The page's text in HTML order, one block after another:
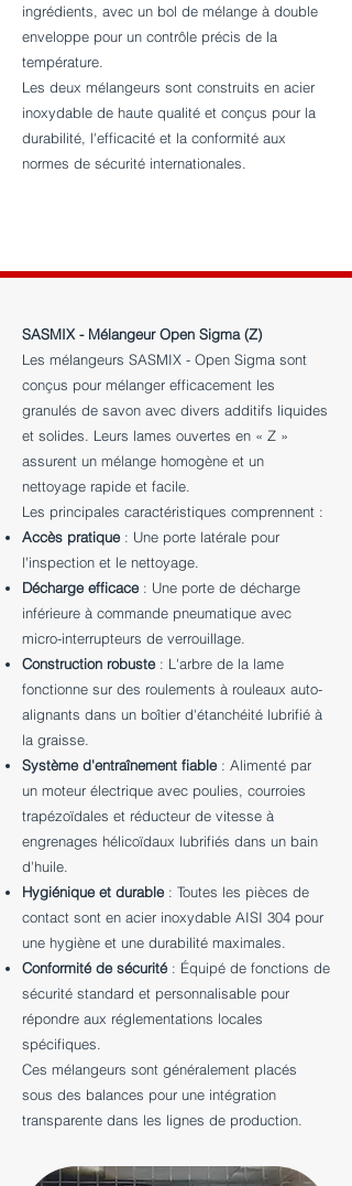
ingrédients, avec un bol de mélange à double
enveloppe pour un contrôle précis de la
température.
Les deux mélangeurs sont construits en acier
inoxydable de haute qualité et conçus pour la
durabilité, l'efficacité et la conformité aux
normes de sécurité internationales.
SASMIX - Mélangeur Open Sigma (Z)
Les mélangeurs SASMIX - Open Sigma sont
conçus pour mélanger efficacement les
granulés de savon avec divers additifs liquides
et solides. Leurs lames ouvertes en « Z »
assurent un mélange homogène et un
nettoyage rapide et facile.
Les principales caractéristiques comprennent :
Accès pratique: Une porte latérale pour
l'inspection et le nettoyage.
Décharge efficace: Une porte de décharge
inférieure à commande pneumatique avec
micro-interrupteurs de verrouillage.
Construction robuste: L'arbre de la lame
fonctionne sur des roulements à rouleaux auto-
alignants dans un boîtier d'étanchéité lubrifié à
la graisse.
Système d'entraînement fiable: Alimenté par
un moteur électrique avec poulies, courroies
trapézoïdales et réducteur de vitesse à
engrenages hélicoïdaux lubrifiés dans un bain
d'huile.
Hygiénique et durable: Toutes les pièces de
contact sont en acier inoxydable AISI 304 pour
une hygiène et une durabilité maximales.
Conformité de sécurité: Équipé de fonctions de
sécurité standard et personnalisable pour
répondre aux réglementations locales
spécifiques.
Ces mélangeurs sont généralement placés
sous des balances pour une intégration
transparente dans les lignes de production.